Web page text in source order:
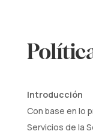
Introducción
Con base en lo
Servicios de la